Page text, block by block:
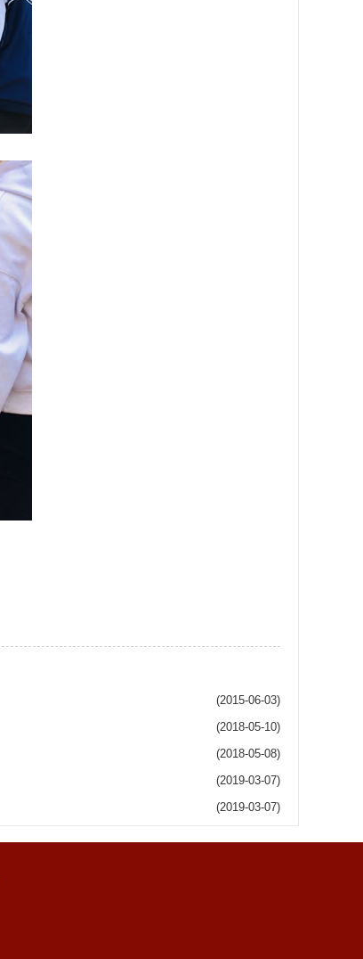
(2015-06-03)
(2018-05-10)
(2018-05-08)
(2019-03-07)
(2019-03-07)